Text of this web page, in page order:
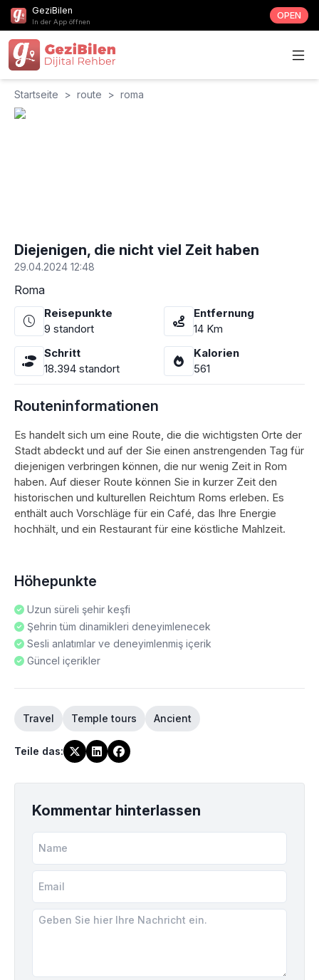
GeziBilen
In der App öffnen
OPEN
Startseite > route > roma
Diejenigen, die nicht viel Zeit haben
29.04.2024 12:48
Roma
Reisepunkte
9 standort
Entfernung
14 Km
Schritt
18.394 standort
Kalorien
561
Routeninformationen
Es handelt sich um eine Route, die die wichtigsten Orte der
Stadt abdeckt und auf der Sie einen anstrengenden Tag für
diejenigen verbringen können, die nur wenig Zeit in Rom
haben. Auf dieser Route können Sie in kurzer Zeit den
historischen und kulturellen Reichtum Roms erleben. Es
enthält auch Vorschläge für ein Café, das Ihre Energie
hochhält, und ein Restaurant für eine köstliche Mahlzeit.
Höhepunkte
Uzun süreli şehir keşfi
Şehrin tüm dinamikleri deneyimlenecek
Sesli anlatımlar ve deneyimlenmiş içerik
Güncel içerikler
Travel Temple tours Ancient
Teile das:
Kommentar hinterlassen